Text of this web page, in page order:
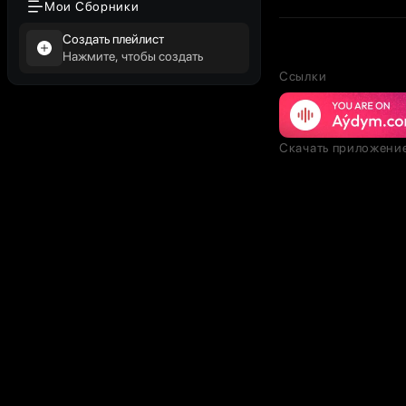
Мои Сборники
Создать плейлист
Нажмите, чтобы создать
Ссылки
Скачать